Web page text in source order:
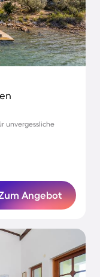
unvergessliche
Angebot